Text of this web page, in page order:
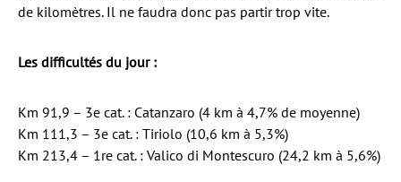
de kilomètres. Il ne faudra donc pas partir trop vite.
Les difficultés du jour :
Km 91,9 – 3e cat. : Catanzaro (4 km à 4,7% de moyenne)
Km 111,3 – 3e cat. : Tiriolo (10,6 km à 5,3%)
Km 213,4 – 1re cat. : Valico di Montescuro (24,2 km à 5,6%)